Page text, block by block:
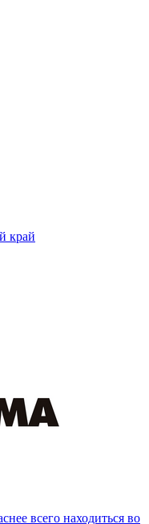
край
всего находиться во